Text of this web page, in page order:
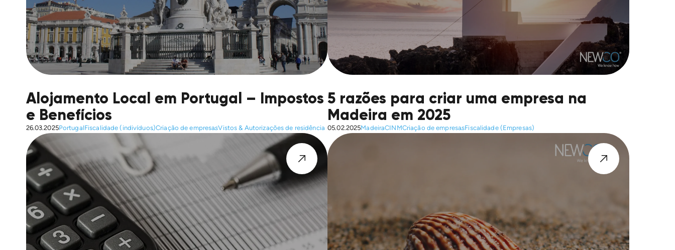
Alojamento Local em Portugal – Impostos
e Benefícios
26.03.2025PortugalFiscalidade (indivíduos)Criação de empresasVistos & Autorizações de residência
5 razões para criar uma empresa na
Madeira em 2025
05.02.2025MadeiraCINMCriação de empresasFiscalidade (Empresas)